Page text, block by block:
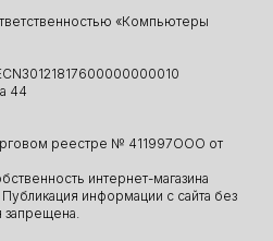
«Компьютеры
44
реестре № 411997ООО от
интернет-магазина
информации с сайта без
запрещена.